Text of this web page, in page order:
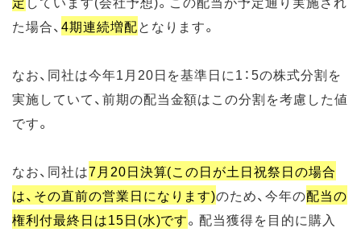
た場合、4期連続増配となります。
なお、同社は今年1月20日を基準日に1：5の株式分割を
実施していて、前期の配当金額はこの分割を考慮した値
です。
なお、同社は7月20日決算(この日が土日祝祭日の場合
は、その直前の営業日になります)のため、今年の配当の
権利付最終日は15日(水)です。配当獲得を目的に購入